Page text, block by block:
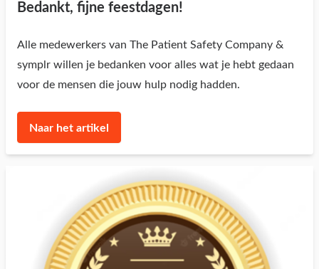
Bedankt, fijne feestdagen!
Alle medewerkers van The Patient Safety Company &
symplr willen je bedanken voor alles wat je hebt gedaan
voor de mensen die jouw hulp nodig hadden.
Naar het artikel